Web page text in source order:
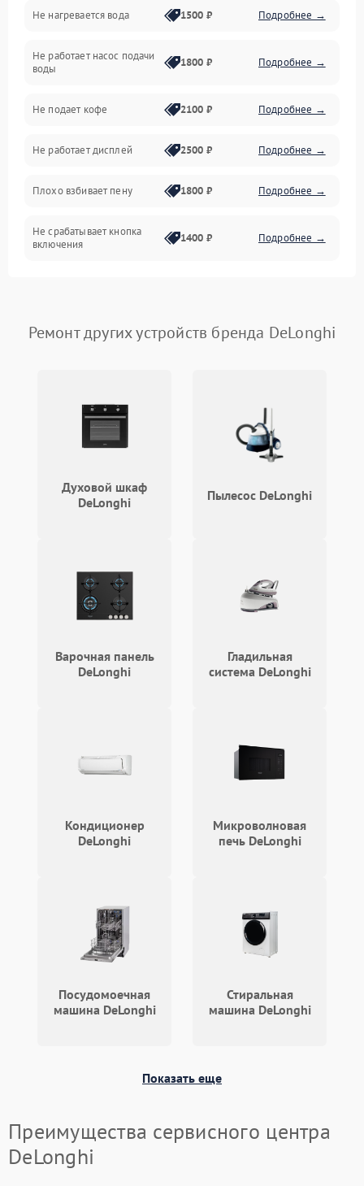
Включение и работа
Проблемы с водой
Проблемы с капучинатором и паром
Управление и электроника
Программное обеспечение
Не нагревается вода 1500 ₽ Подробнее →
Не работает насос подачи
воды
1800 ₽ Подробнее →
Не подает кофе 2100 ₽ Подробнее →
Не работает дисплей 2500 ₽ Подробнее →
Плохо взбивает пену 1800 ₽ Подробнее →
Не срабатывает кнопка
включения
1400 ₽ Подробнее →
Постоянные сбои в работе 1500 ₽ Подробнее →
Ремонт других устройств бренда DeLonghi
Духовой шкаф
DeLonghi
Пылесос DeLonghi
Варочная панель
DeLonghi
Гладильная
система DeLonghi
Кондиционер
DeLonghi
Микроволновая
печь DeLonghi
Посудомоечная
машина DeLonghi
Стиральная
машина DeLonghi
Показать еще
Преимущества сервисного центра
DeLonghi